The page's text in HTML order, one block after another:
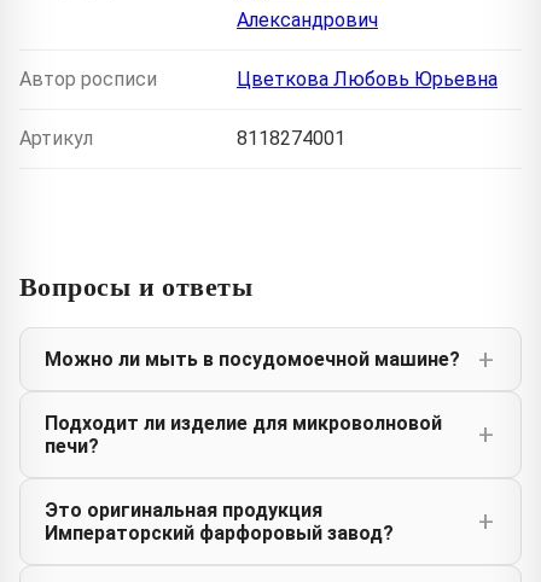
Александрович
Автор росписи Цветкова Любовь Юрьевна
Артикул 8118274001
Вопросы и ответы
Можно ли мыть в посудомоечной машине?
Подходит ли изделие для микроволновой
печи?
Это оригинальная продукция
Императорский фарфоровый завод?